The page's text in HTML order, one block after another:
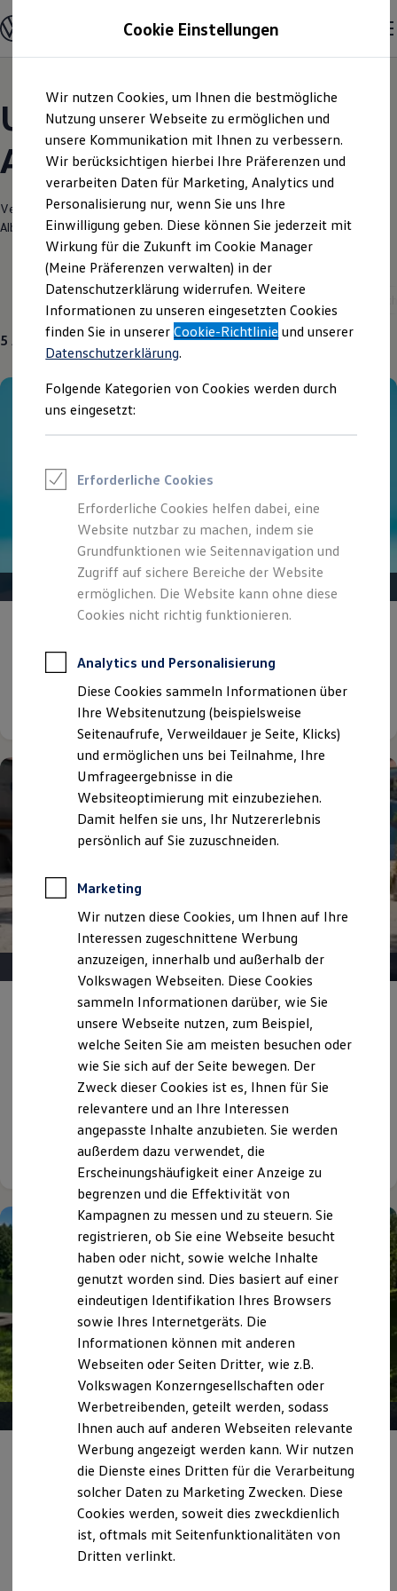
Hauptinhalt
springen
Footer
springen
Modelle und Konfigurator
Konfigurator
Modelle vergleichen
Elektroautos
ENERGY Sondermodelle
Nutzfahrzeuge
SUV und CUV
Familienautos
Kombis
Kompaktwagen
Sportwagen
Schnell verfügbare Fahrzeuge
Angebote und Produkte
Aktuelle Angebote
E-Auto-Förderung
Volkswagen Marktplatz
Die ENERGY Sondermodelle
Junge Gebrauchtwagen und Gebrauchtwagen
Volkswagen Zertifizierte Gebrauchtwagen
Elektromobilität bei Gebrauchtwagen
Saisonangebote
Reifenpakete
Leasing
Leasing-Angebote
Elektroauto Leasing
Kleinwagen-Leasing
Leasing ohne Anzahlung
Finanzierung
Autokredit mit Schlussrate
Versicherungen und Garantien
Kfz-Versicherung
Restschuldversicherungen
Garantien
Professional Class bei Volkswagen
Behörden
Direktkunden
Sonderfahrzeuge
Anpfiff zum Gewinn
Elektromobilität
Elektroautos
ID. Tutorials
Elektrofahrzeugkonzepte
ID. EVERY1
Reichweite
Rekuperation
Laden unterwegs
Laden Zuhause
Ladestationen finden
Ladezeitensimulator
Batterie
Sicherheit
Nachhaltigkeit
Technologie
Kosten und Kauf
Kaufoptionen
E-Auto-Förderung
Software und Konnektivität
Die ID. Software 6
ID. Software Versionen und Updates
Digitale Extras
Schnittstellen zu Ihrem ID.
Hybridautos
Marke und Erlebnis
Volkswagen R und R Experience
R-Modelle
R Experience
Driving Experience
Volkswagen entdecken
Werkbesichtigung
Lifestyle Shop
T-Roc Kollektion
Golf Kollektion
ID. Kollektion
Volkswagen Kollektion
R-Kollektion
GTI Kollektion
Fußball Drop
we drive football
#wedriveproud
Besitzer und Service
Software Updates
Service und Ersatzteile
Unsere aktuellen
Angebote und mehr
Verantwortlich für die Inhalte auf dieser Seite ist die Autohaus
Albertsmeyer GmbH & Co. KG( Impressum & Rechtliches)
5 Angebote
Der neue vollelektrische
ID. Polo
Details ansehen
Angebot gültig bis 30.09.2026 Privatkunden
Voller Spannung. Gelassen kalkuliert.
Mit frischer Energie in den Sommer: Ihr neuer ID. zu
entspannt machbaren Leasingraten.
Details ansehen
Angebot gültig bis 30.09.2026 Privatkunden
Sommer gut, Rate noch besser.
Mehr Leistung für Ihr Budget: Ihr Traum-Verbrenner zu
eiskalt kalkulierten Leasingraten.
Cookie Einstellungen
Wir nutzen Cookies, um Ihnen die bestmögliche
Nutzung unserer Webseite zu ermöglichen und
unsere Kommunikation mit Ihnen zu verbessern.
Wir berücksichtigen hierbei Ihre Präferenzen und
verarbeiten Daten für Marketing, Analytics und
Personalisierung nur, wenn Sie uns Ihre
Einwilligung geben. Diese können Sie jederzeit mit
Wirkung für die Zukunft im Cookie Manager
(Meine Präferenzen verwalten) in der
Datenschutzerklärung widerrufen. Weitere
Informationen zu unseren eingesetzten Cookies
finden Sie in unsererCookie-Richtlinie und unserer
Datenschutzerklärung.
Folgende Kategorien von Cookies werden durch
uns eingesetzt:
Erforderliche Cookies
Erforderliche Cookies helfen dabei, eine
Website nutzbar zu machen, indem sie
Grundfunktionen wie Seitennavigation und
Zugriff auf sichere Bereiche der Website
ermöglichen. Die Website kann ohne diese
Cookies nicht richtig funktionieren.
Analytics und Personalisierung
Diese Cookies sammeln Informationen über
Ihre Websitenutzung (beispielsweise
Seitenaufrufe, Verweildauer je Seite, Klicks)
und ermöglichen uns bei Teilnahme, Ihre
Umfrageergebnisse in die
Websiteoptimierung mit einzubeziehen.
Damit helfen sie uns, Ihr Nutzererlebnis
persönlich auf Sie zuzuschneiden.
Marketing
Wir nutzen diese Cookies, um Ihnen auf Ihre
Interessen zugeschnittene Werbung
anzuzeigen, innerhalb und außerhalb der
Volkswagen Webseiten. Diese Cookies
sammeln Informationen darüber, wie Sie
unsere Webseite nutzen, zum Beispiel,
welche Seiten Sie am meisten besuchen oder
wie Sie sich auf der Seite bewegen. Der
Zweck dieser Cookies ist es, Ihnen für Sie
relevantere und an Ihre Interessen
angepasste Inhalte anzubieten. Sie werden
außerdem dazu verwendet, die
Erscheinungshäufigkeit einer Anzeige zu
begrenzen und die Effektivität von
Kampagnen zu messen und zu steuern. Sie
registrieren, ob Sie eine Webseite besucht
haben oder nicht, sowie welche Inhalte
genutzt worden sind. Dies basiert auf einer
eindeutigen Identifikation Ihres Browsers
sowie Ihres Internetgeräts. Die
Informationen können mit anderen
Webseiten oder Seiten Dritter, wie z.B.
Volkswagen Konzerngesellschaften oder
Werbetreibenden, geteilt werden, sodass
Ihnen auch auf anderen Webseiten relevante
Werbung angezeigt werden kann. Wir nutzen
die Dienste eines Dritten für die Verarbeitung
solcher Daten zu Marketing Zwecken. Diese
Cookies werden, soweit dies zweckdienlich
ist, oftmals mit Seitenfunktionalitäten von
Dritten verlinkt.